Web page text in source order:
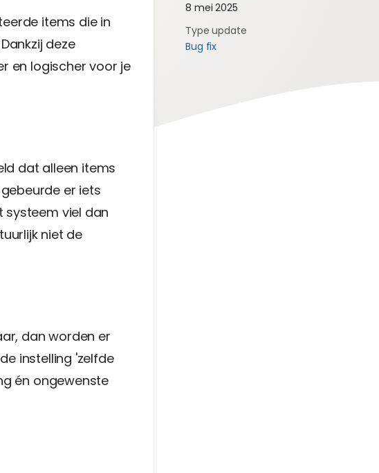
items die in
deze
en logischer voor je
dat alleen items
er iets
systeem viel dan
niet de
dan worden er
instelling 'zelfde
én ongewenste
8 mei 2025
Type update
Bug fix